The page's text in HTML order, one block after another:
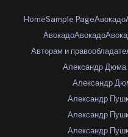
HomeSample PageАвокадо
АвокадоАвокадо
Авторам и
Александр
Александр
Александр
Александр
Александр